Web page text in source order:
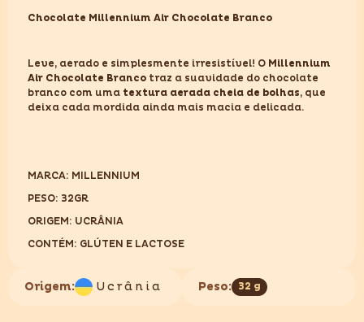
WHITE
BUBBLE
WHITE
BUBBLE
Chocolate Millennium Air Chocolate Branco
Leve, aerado e simplesmente irresistível! O Millennium
Air Chocolate Branco traz a suavidade do chocolate
branco com uma textura aerada cheia de bolhas, que
deixa cada mordida ainda mais macia e delicada.
MARCA: MILLENNIUM
PESO: 32GR
ORIGEM: UCRÂNIA
CONTÉM: GLÚTEN E LACTOSE
Origem: Ucrânia Peso: 32 g